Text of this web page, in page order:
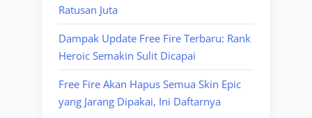
Ratusan Juta
Dampak Update Free Fire Terbaru: Rank
Heroic Semakin Sulit Dicapai
Free Fire Akan Hapus Semua Skin Epic
yang Jarang Dipakai, Ini Daftarnya